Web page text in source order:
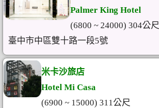
Palmer King Hotel
(6800 ~ 24000) 304公尺
臺中市中區雙十路一段5號
米卡沙旅店
Hotel Mi Casa
(6900 ~ 15000) 311公尺